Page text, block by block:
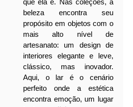
que ela é. Nas coleções, a
beleza encontra seu
propósito em objetos com o
mais alto nível de
artesanato: um design de
interiores elegante e leve,
clássico, mas inovador.
Aqui, o lar é o cenário
perfeito onde a estética
encontra emoção, um lugar